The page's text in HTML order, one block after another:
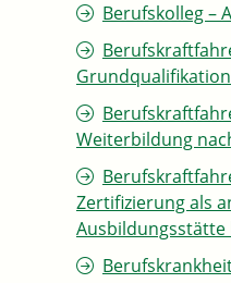
Berufskolleg –
Weiterbildung
Zertifizierung als
Ausbildungsstätte